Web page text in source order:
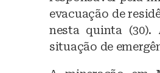
s
k
y
e
b
o
o
s
A
p
p
evacuação de
nesta quinta (30).
situação de